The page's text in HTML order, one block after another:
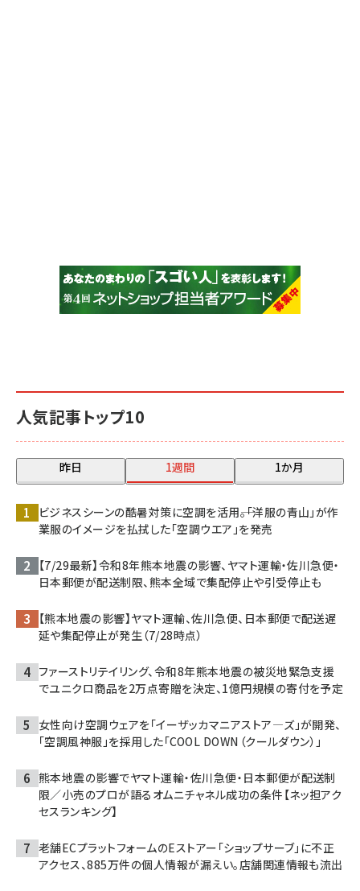
人気記事トップ10
昨日 1週間 1か月
ビジネスシーンの酷暑対策に空調を活用――。「洋服の青山」が作
業服のイメージを払拭した「空調ウエア」を発売
【7/29最新】令和8年熊本地震の影響、ヤマト運輸・佐川急便・
日本郵便が配送制限、熊本全域で集配停止や引受停止も
【熊本地震の影響】ヤマト運輸、佐川急便、日本郵便で配送遅
延や集配停止が発生（7/28時点）
ファーストリテイリング、令和8年熊本地震の被災地緊急支援
でユニクロ商品を2万点寄贈を決定、1億円規模の寄付を予定
女性向け空調ウェアを「イーザッカマニアストア―ズ」が開発、
「空調風神服」を採用した「COOL DOWN（クールダウン）」
熊本地震の影響でヤマト運輸・佐川急便・日本郵便が配送制
限／小売のプロが語るオムニチャネル成功の条件【ネッ担アク
セスランキング】
老舗ECプラットフォームのEストアー「ショップサーブ」に不正
アクセス、885万件の個人情報が漏えい。店舗関連情報も流出